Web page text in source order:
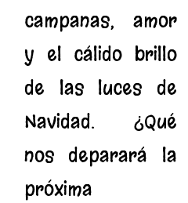
campanas, amor
y el cálido brillo
de las luces de
Navidad. ¿Qué
nos deparará la
próxima